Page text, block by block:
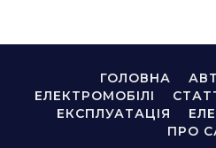
ГОЛОВНА
ЕЛЕКТРОМОБІЛІ
ЕКСПЛУАТАЦІЯ
ПРО